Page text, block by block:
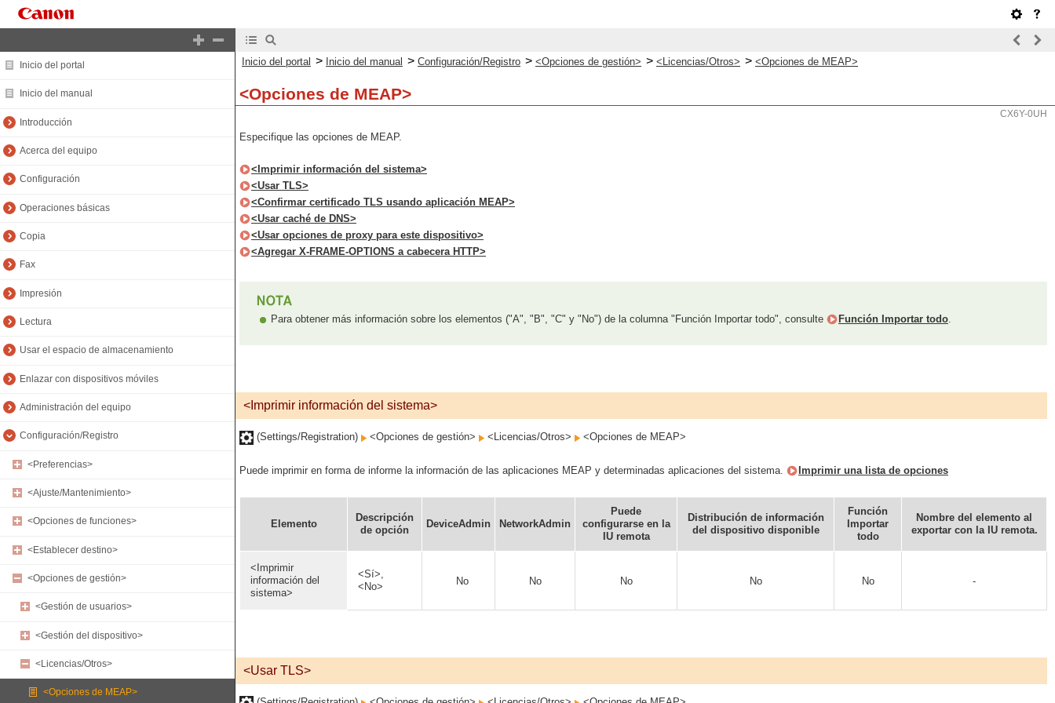
Inicio del portal
Inicio del manual
Introducción
Acerca del equipo
Configuración
Operaciones básicas
Copia
Fax
Impresión
Lectura
Usar el espacio de almacenamiento
Enlazar con dispositivos móviles
Administración del equipo
Configuración/Registro
<Preferencias>
<Ajuste/Mantenimiento>
<Opciones de funciones>
<Establecer destino>
<Opciones de gestión>
<Gestión de usuarios>
<Gestión del dispositivo>
<Licencias/Otros>
<Opciones de MEAP>
Inicio del portal > Inicio del manual > Configuración/Registro > <Opciones de gestión> > <Licencias/Otros> > <Opciones de MEAP>
<Opciones de MEAP>
CX6Y-0UH
Especifique las opciones de MEAP.
<Imprimir información del sistema>
<Usar TLS>
<Confirmar certificado TLS usando aplicación MEAP>
<Usar caché de DNS>
<Usar opciones de proxy para este dispositivo>
<Agregar X-FRAME-OPTIONS a cabecera HTTP>
Para obtener más información sobre los elementos ("A", "B", "C" y "No") de la columna "Función Importar todo", consulte Función Importar todo.
<Imprimir información del sistema>
(Settings/Registration) <Opciones de gestión> <Licencias/Otros> <Opciones de MEAP>
Puede imprimir en forma de informe la información de las aplicaciones MEAP y determinadas aplicaciones del sistema. Imprimir una lista de opciones
Elemento
Descripción
de opción
DeviceAdmin NetworkAdmin
Puede
configurarse en la
IU remota
Distribución de información
del dispositivo disponible
Función
Importar
todo
Nombre del elemento al
exportar con la IU remota.
<Imprimir
información del
sistema>
<Sí>,
<No>
No No No No No -
<Usar TLS>